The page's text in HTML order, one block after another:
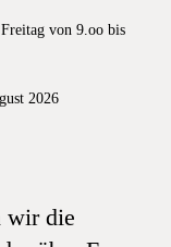
von 9.oo bis
2026
wir die